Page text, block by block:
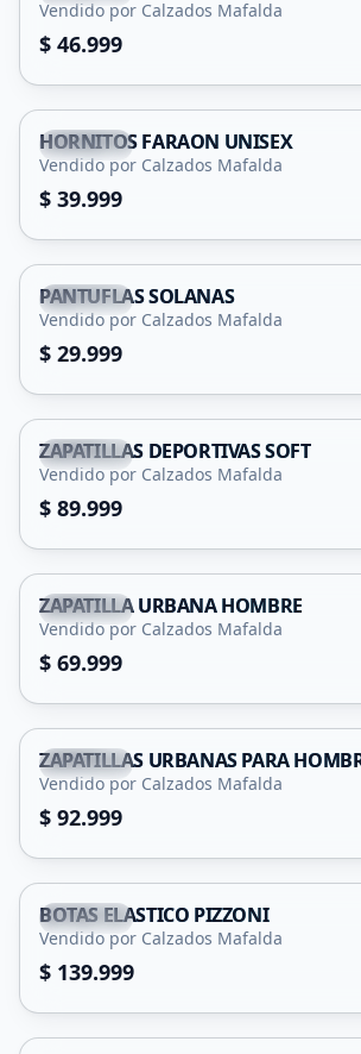
Vendido por Calzados Mafalda
$ 46.999
Capital
HORNITOS FARAON UNISEX
Vendido por Calzados Mafalda
$ 39.999
Capital
PANTUFLAS SOLANAS
Vendido por Calzados Mafalda
$ 29.999
Capital
ZAPATILLAS DEPORTIVAS SOFT
Vendido por Calzados Mafalda
$ 89.999
Capital
ZAPATILLA URBANA HOMBRE
Vendido por Calzados Mafalda
$ 69.999
Capital
ZAPATILLAS URBANAS PARA
Vendido por Calzados Mafalda
$ 92.999
Capital
BOTAS ELASTICO PIZZONI
Vendido por Calzados Mafalda
$ 139.999